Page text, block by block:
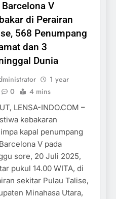
V
di Perairan
568 Penumpang
dan 3
Dunia
1 year
0 4 mins
LENSA-INDO.COM –
kebakaran
kapal penumpang
V pada
sore, 20 Juli 2025,
pukul 14.00 WITA, di
sekitar Pulau Talise,
Minahasa Utara,